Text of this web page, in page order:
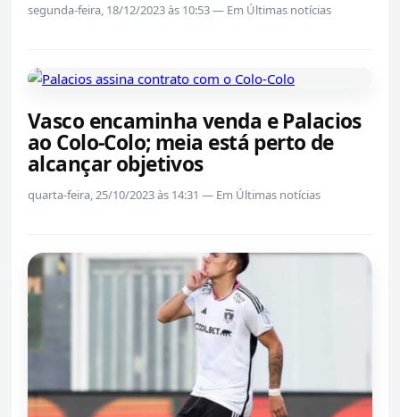
segunda-feira, 18/12/2023 às 10:53 — Em Últimas notícias
Vasco encaminha venda e Palacios
ao Colo-Colo; meia está perto de
alcançar objetivos
quarta-feira, 25/10/2023 às 14:31 — Em Últimas notícias